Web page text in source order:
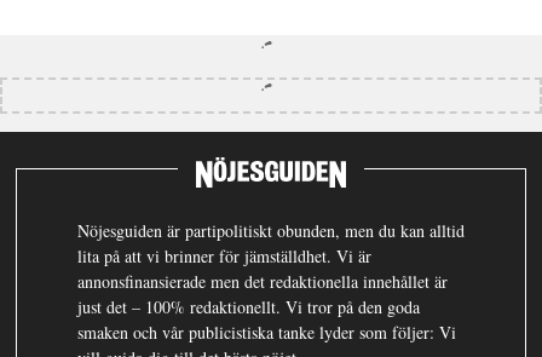
Nöjesguiden är partipolitiskt obunden, men du kan alltid
lita på att vi brinner för jämställdhet. Vi är
annonsfinansierade men det redaktionella innehållet är
just det – 100% redaktionellt. Vi tror på den goda
smaken och vår publicistiska tanke lyder som följer: Vi